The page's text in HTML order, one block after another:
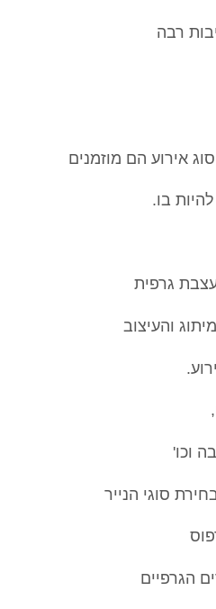
רבה
אירוע הם מוזמנים
בו.
גרפית
והעיצוב
וכו'
סוגי הנייר
הגרפיים